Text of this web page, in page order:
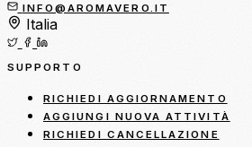
INFO@AROMAVERO.IT
Italia
SUPPORTO
RICHIEDI AGGIORNAMENTO
AGGIUNGI NUOVA ATTIVITÀ
RICHIEDI CANCELLAZIONE